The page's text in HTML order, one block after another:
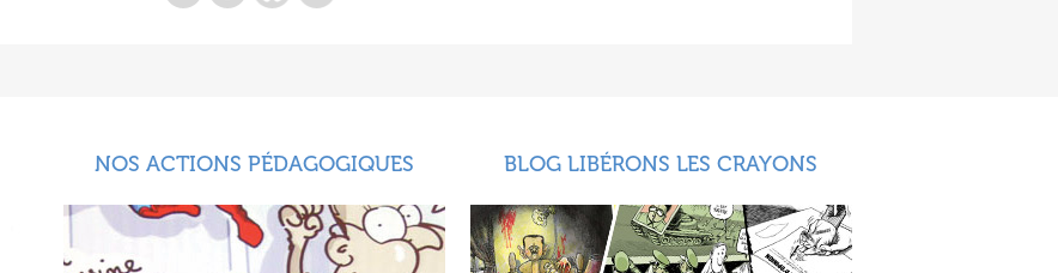
NOS ACTIONS PÉDAGOGIQUES BLOG LIBÉRONS LES CRAYONS